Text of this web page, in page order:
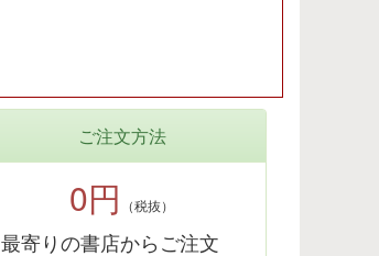
ご注文方法
0円 （税抜）
最寄りの書店からご注文